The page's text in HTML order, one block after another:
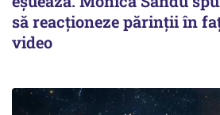
să reacționeze părinții în
video